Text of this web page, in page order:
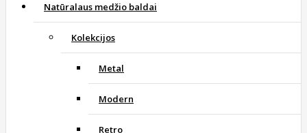
Natūralaus medžio baldai
Kolekcijos
Metal
Modern
Retro